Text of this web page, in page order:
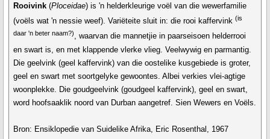
Rooivink (Ploceidae) is 'n helderkleurige voël van die wewerfamilie
(voëls wat 'n nessie weef). Variëteite sluit in: die rooi kaffervink(is
daar 'n beter naam?), waarvan die mannetjie in paarseisoen helderrooi
en swart is, en met klappende vlerke vlieg. Veelwywig en parmantig.
Die geelvink (geel kaffervink) van die oostelike kusgebiede is groter,
geel en swart met soortgelyke gewoontes. Albei verkies vlei-agtige
woonplekke. Die goudgeelvink (goudgeel kaffervink), geel en swart,
word hoofsaaklik noord van Durban aangetref. Sien Wewers en Voëls.
Bron: Ensiklopedie van Suidelike Afrika, Eric Rosenthal, 1967